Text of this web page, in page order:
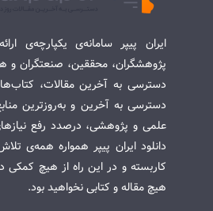
ایران پیپر سامانه‌ی یکپارچه‌ی
پژوهشگران، محققین، صنعتگران و
دسترسی به آخرین مقالات،
دسترسی به آخرین و به‌روزترین
علمی و پژوهشی، درصدد رفع
دانلود ایران پیپر همواره همه‌ی
کاربسته و در این راه از هیچ کمکی
هیچ مقاله و کتابی نخواهید بود.